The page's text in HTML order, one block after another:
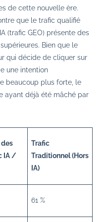
de cette nouvelle ère.
que le trafic qualifié
(trafic GEO) présente des
Bien que le
qui décide de cliquer sur
une intention
beaucoup plus forte, le
ayant déjà été mâché par
IA /
Trafic
Traditionnel (Hors
IA)
61 %